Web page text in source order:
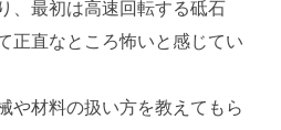
、最初は高速回転する砥石
正直なところ怖いと感じてい
や材料の扱い方を教えてもら